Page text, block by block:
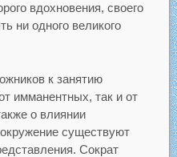
вдохновения, своего
ни одного великого
к занятию
имманентных, так и от
о влиянии
существуют
Сократ